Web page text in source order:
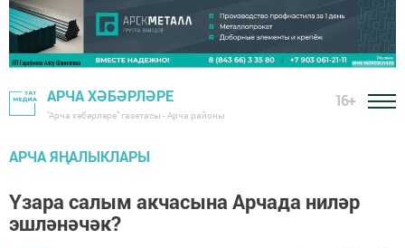
АРЧА ХӘБӘРЛӘРЕ
"Арча хәбәрләре" газетасы - Арча районы
16+
АРЧА ЯҢАЛЫКЛАРЫ
Үзара салым акчасына Арчада ниләр
эшләнәчәк?